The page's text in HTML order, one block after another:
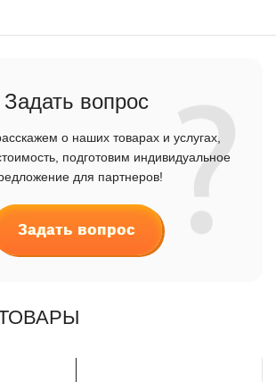
Задать вопрос
о наших товарах и услугах,
подготовим индивидуальное
для партнеров!
Задать вопрос